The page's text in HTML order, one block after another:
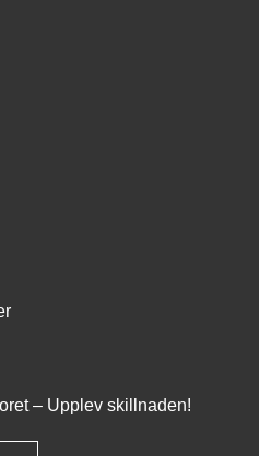
– Upplev skillnaden!